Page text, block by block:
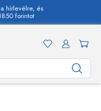
hírlevélre, és
forintot